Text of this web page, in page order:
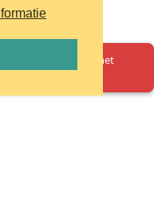
pagina en probeer het